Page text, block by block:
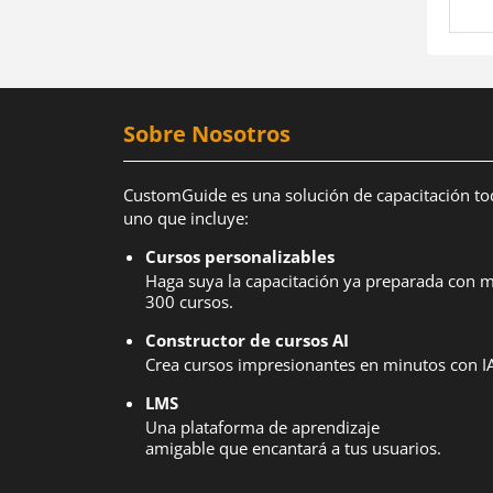
Sobre Nosotros
CustomGuide es una solución de capacitación
uno que incluye:
Cursos personalizables
Haga suya la capacitación ya preparada con
300 cursos.
Constructor de cursos AI
Crea cursos impresionantes en minutos con
LMS
Una plataforma de aprendizaje
amigable que encantará a tus usuarios.